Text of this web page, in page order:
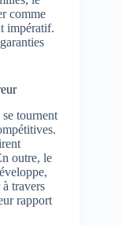
comme
impératif.
se tournent
outre, le
travers
rapport